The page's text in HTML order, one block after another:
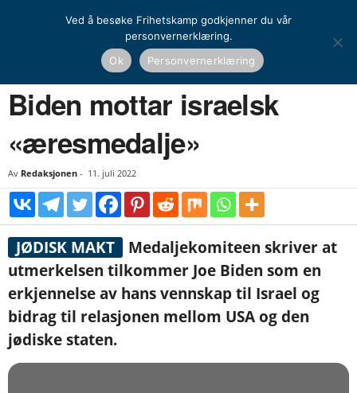
Biden mottar israelsk «æresmedalje»
Biden mottar israelsk
«æresmedalje»
Av Redaksjonen - 11. juli 2022
JØDISK MAKT
Medaljekomiteen skriver at
utmerkelsen tilkommer Joe Biden som en
erkjennelse av hans vennskap til Israel og
bidrag til relasjonen mellom USA og den
jødiske staten.
Ved å besøke Frihetskamp godkjenner du vår
personvernerklæring.
Ok
Personvernerklæring